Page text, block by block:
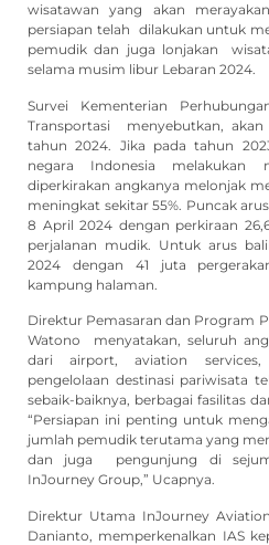
wisatawan yang akan
persiapan telah dilakukan untuk
pemudik dan juga lonjakan
selama musim libur Lebaran 2024.
Survei Kementerian
Transportasi menyebutkan,
tahun 2024. Jika pada tahun
negara Indonesia
diperkirakan angkanya melonjak
meningkat sekitar 55%. Puncak
8 April 2024 dengan perkiraan
perjalanan mudik. Untuk arus
2024 dengan 41 juta
kampung halaman.
Direktur Pemasaran dan Program
Watono menyatakan, seluruh
dari airport, aviation
pengelolaan destinasi pariwisata
sebaik-baiknya, berbagai fasilitas
“Persiapan ini penting untuk
jumlah pemudik terutama yang
dan juga pengunjung di
InJourney Group,” Ucapnya.
Direktur Utama InJourney
Danianto, memperkenalkan IAS